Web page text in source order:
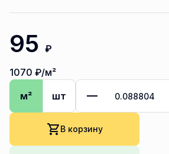
95 ₽
1070 ₽/м²
м²
шт
В корзину